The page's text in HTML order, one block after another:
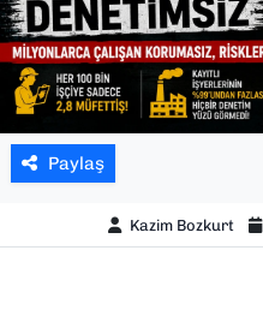
Paylaş
Kazim Bozkurt